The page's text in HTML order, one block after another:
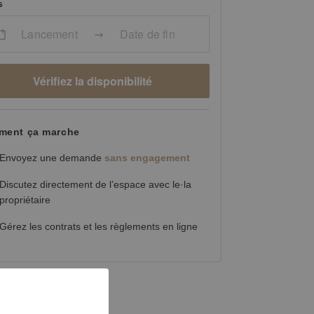
Lancement Date de fin
Vérifiez la disponibilité
ça marche
Envoyez une demande sans engagement
Discutez directement de l’espace avec le·la
propriétaire
Gérez les contrats et les règlements en ligne